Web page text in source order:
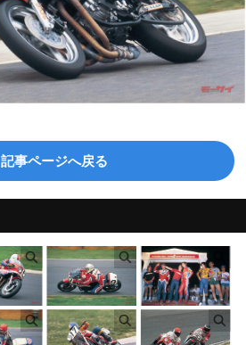
記事ページへ戻る